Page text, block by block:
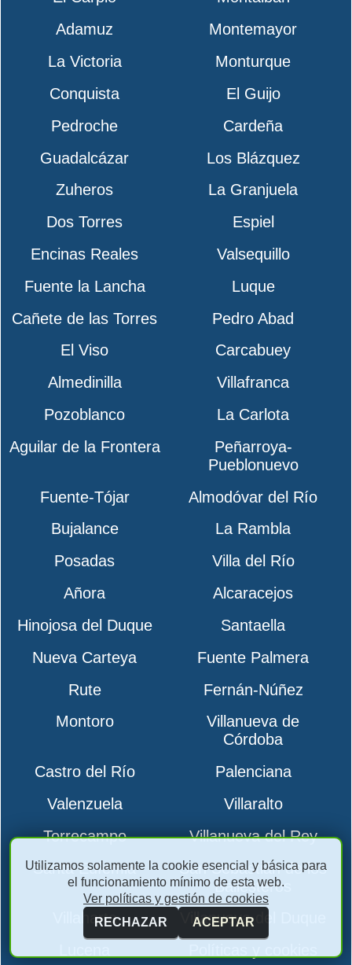
Adamuz
Montemayor
La Victoria
Monturque
Conquista
El Guijo
Pedroche
Cardeña
Guadalcázar
Los Blázquez
Zuheros
La Granjuela
Dos Torres
Espiel
Encinas Reales
Valsequillo
Fuente la Lancha
Luque
Cañete de las Torres
Pedro Abad
El Viso
Carcabuey
Almedinilla
Villafranca
Pozoblanco
La Carlota
Aguilar de la Frontera
Peñarroya-
Pueblonuevo
Fuente-Tójar
Almodóvar del Río
Bujalance
La Rambla
Posadas
Villa del Río
Añora
Alcaracejos
Hinojosa del Duque
Santaella
Nueva Carteya
Fuente Palmera
Rute
Fernán-Núñez
Montoro
Villanueva de
Córdoba
Castro del Río
Palenciana
Valenzuela
Villaralto
Torrecampo
Villanueva del Rey
Santa Eufemia
San Sebastián de los
Ballesteros
Villaharta
Villanueva del Duque
Utilizamos solamente la cookie esencial y básica para
el funcionamiento mínimo de esta web.
Ver políticas y gestión de cookies
RECHAZAR
ACEPTAR